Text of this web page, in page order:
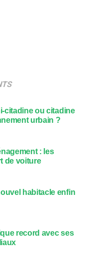
citadine ou citadine
urbain ?
: les
de voiture
habitacle enfin
record avec ses